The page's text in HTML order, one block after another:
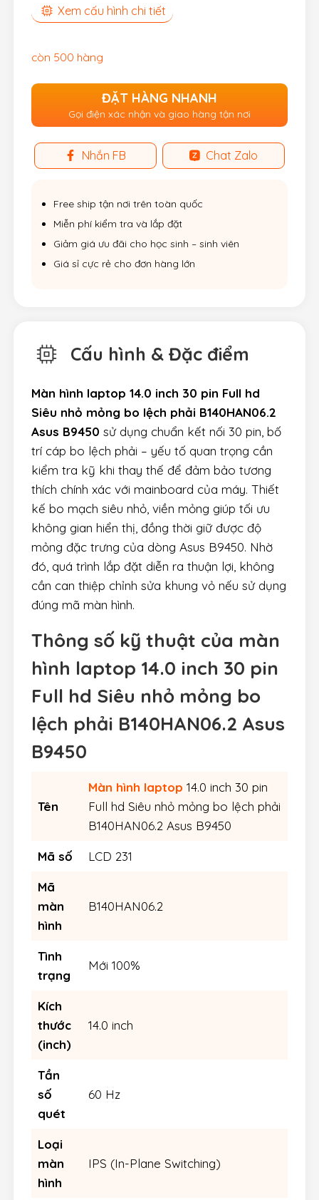
Xem cấu hình chi tiết
còn 500 hàng
ĐẶT HÀNG NHANH
Gọi điện xác nhận và giao hàng tận nơi
Nhắn FB Chat Zalo
Free ship tận nơi trên toàn quốc
Miễn phí kiểm tra và lắp đặt
Giảm giá ưu đãi cho học sinh – sinh viên
Giá sỉ cực rẻ cho đơn hàng lớn
Cấu hình & Đặc điểm
Màn hình laptop 14.0 inch 30 pin Full hd
Siêu nhỏ mỏng bo lệch phải B140HAN06.2
Asus B9450 sử dụng chuẩn kết nối 30 pin, bố
trí cáp bo lệch phải – yếu tố quan trọng cần
kiểm tra kỹ khi thay thế để đảm bảo tương
thích chính xác với mainboard của máy. Thiết
kế bo mạch siêu nhỏ, viền mỏng giúp tối ưu
không gian hiển thị, đồng thời giữ được độ
mỏng đặc trưng của dòng Asus B9450. Nhờ
đó, quá trình lắp đặt diễn ra thuận lợi, không
cần can thiệp chỉnh sửa khung vỏ nếu sử dụng
đúng mã màn hình.
Thông số kỹ thuật của màn
hình laptop 14.0 inch 30 pin
Full hd Siêu nhỏ mỏng bo
lệch phải B140HAN06.2 Asus
B9450
Tên
Màn hình laptop 14.0 inch 30 pin
Full hd Siêu nhỏ mỏng bo lệch phải
B140HAN06.2 Asus B9450
Mã số LCD 231
Mã
màn
hình
B140HAN06.2
Tình
trạng
Mới 100%
Kích
thước
(inch)
14.0 inch
Tần
số
quét
60 Hz
Loại
màn
hình
IPS (In-Plane Switching)